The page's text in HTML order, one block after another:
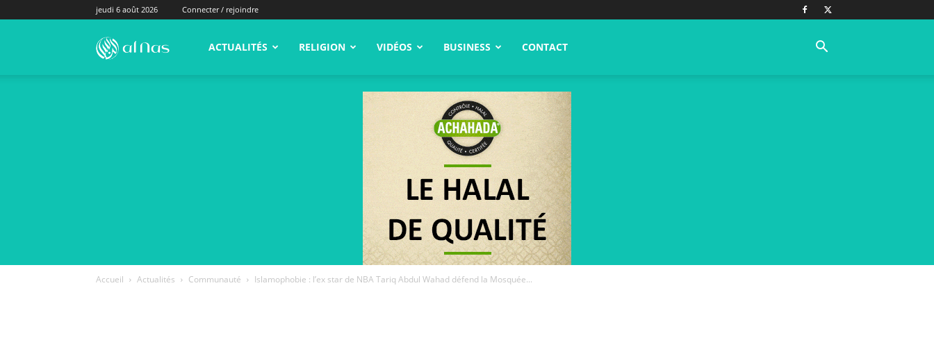
jeudi 6 août 2026 Connecter / rejoindre
alNas.fr ACTUALITÉS RELIGION VIDÉOS BUSINESS CONTACT
Accueil Actualités Communauté Islamophobie : l’ex star de NBA Tariq Abdul Wahad défend la Mosquée...